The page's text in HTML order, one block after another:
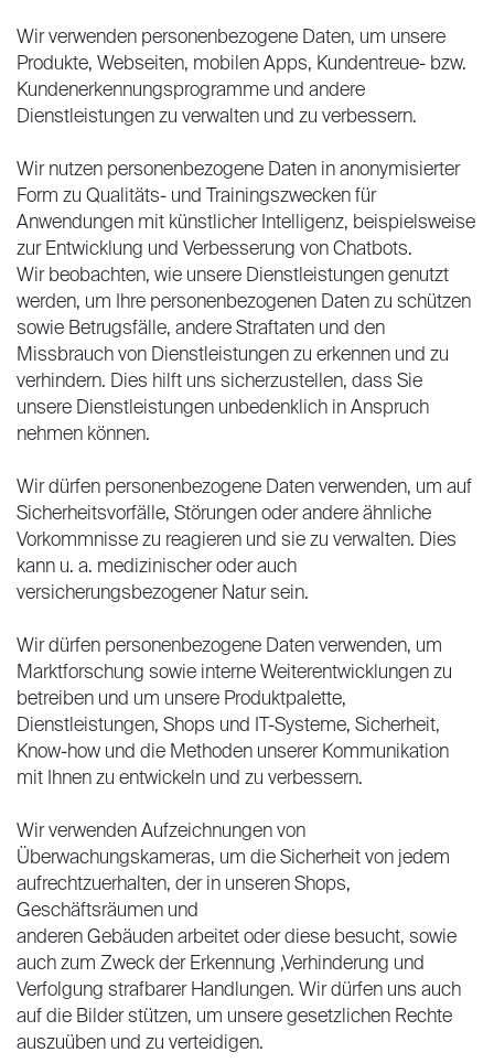
Wir verwenden personenbezogene Daten, um unsere
Produkte, Webseiten, mobilen Apps, Kundentreue- bzw.
Kundenerkennungsprogramme und andere
Dienstleistungen zu verwalten und zu verbessern.
Wir nutzen personenbezogene Daten in anonymisierter
Form zu Qualitäts- und Trainingszwecken für
Anwendungen mit künstlicher Intelligenz, beispielsweise
zur Entwicklung und Verbesserung von Chatbots.
Wir beobachten, wie unsere Dienstleistungen genutzt
werden, um Ihre personenbezogenen Daten zu schützen
sowie Betrugsfälle, andere Straftaten und den
Missbrauch von Dienstleistungen zu erkennen und zu
verhindern. Dies hilft uns sicherzustellen, dass Sie
unsere Dienstleistungen unbedenklich in Anspruch
nehmen können.
Wir dürfen personenbezogene Daten verwenden, um auf
Sicherheitsvorfälle, Störungen oder andere ähnliche
Vorkommnisse zu reagieren und sie zu verwalten. Dies
kann u. a. medizinischer oder auch
versicherungsbezogener Natur sein.
Wir dürfen personenbezogene Daten verwenden, um
Marktforschung sowie interne Weiterentwicklungen zu
betreiben und um unsere Produktpalette,
Dienstleistungen, Shops und IT-Systeme, Sicherheit,
Know-how und die Methoden unserer Kommunikation
mit Ihnen zu entwickeln und zu verbessern.
Wir verwenden Aufzeichnungen von
Überwachungskameras, um die Sicherheit von jedem
aufrechtzuerhalten, der in unseren Shops,
Geschäftsräumen und
anderen Gebäuden arbeitet oder diese besucht, sowie
auch zum Zweck der Erkennung ,Verhinderung und
Verfolgung strafbarer Handlungen. Wir dürfen uns auch
auf die Bilder stützen, um unsere gesetzlichen Rechte
auszuüben und zu verteidigen.